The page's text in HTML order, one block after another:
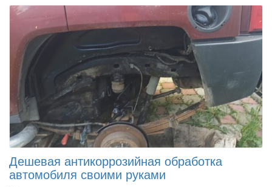
Дешевая антикоррозийная обработка
автомобиля своими руками